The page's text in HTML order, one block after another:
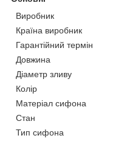
Виробник
Країна виробник
Гарантійний термін
Довжина
Діаметр зливу
Колір
Матеріал сифона
Стан
Тип сифона